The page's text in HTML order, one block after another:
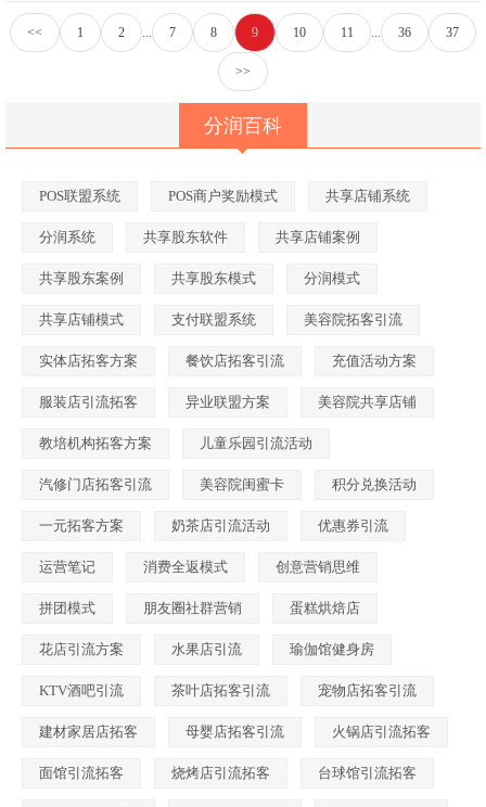
<< 1 2 ... 7 8 9 10 11 ... 36 37
>>
分润百科
POS联盟系统 POS商户奖励模式 共享店铺系统
分润系统 共享股东软件 共享店铺案例
共享股东案例 共享股东模式 分润模式
共享店铺模式 支付联盟系统 美容院拓客引流
实体店拓客方案 餐饮店拓客引流 充值活动方案
服装店引流拓客 异业联盟方案 美容院共享店铺
教培机构拓客方案 儿童乐园引流活动
汽修门店拓客引流 美容院闺蜜卡 积分兑换活动
一元拓客方案 奶茶店引流活动 优惠券引流
运营笔记 消费全返模式 创意营销思维
拼团模式 朋友圈社群营销 蛋糕烘焙店
花店引流方案 水果店引流 瑜伽馆健身房
KTV酒吧引流 茶叶店拓客引流 宠物店拓客引流
建材家居店拓客 母婴店拓客引流 火锅店引流拓客
面馆引流拓客 烧烤店引流拓客 台球馆引流拓客